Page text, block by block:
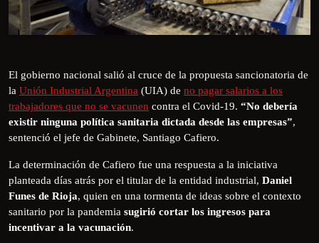
El gobierno nacional salió al cruce de la propuesta sancionatoria de
la Unión Industrial Argentina (UIA) de no pagar salarios a los
trabajadores que no se vacunen contra el Covid-19. “No debería
existir ninguna política sanitaria dictada desde las empresas”,
sentenció el jefe de Gabinete, Santiago Cafiero.
La determinación de Cafiero fue una respuesta a la iniciativa
planteada días atrás por el titular de la entidad industrial, Daniel
Funes de Rioja, quien en una tormenta de ideas sobre el contexto
sanitario por la pandemia sugirió cortar los ingresos para
incentivar a la vacunación.